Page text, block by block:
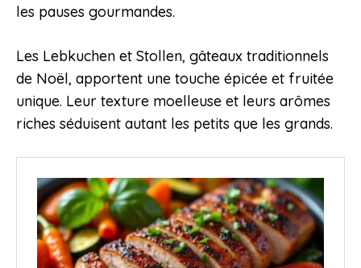
les pauses gourmandes.
Les Lebkuchen et Stollen, gâteaux traditionnels
de Noël, apportent une touche épicée et fruitée
unique. Leur texture moelleuse et leurs arômes
riches séduisent autant les petits que les grands.